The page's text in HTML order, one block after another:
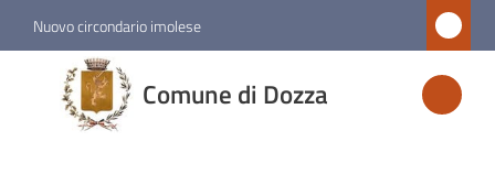
Vai al contenuto
Vai alla navigazione
Vai al footer
Nuovo circondario imolese
Comune di Dozza
Comune
di
Dozza